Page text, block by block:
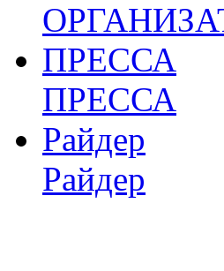
ПРЕССА
ПРЕССА
Райдер
Райдер